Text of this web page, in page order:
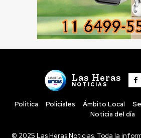
Las Heras
NOTICIAS
Política Policiales Ámbito Local
Noticia del día
© 2025 Las Heras Noticias. Toda la